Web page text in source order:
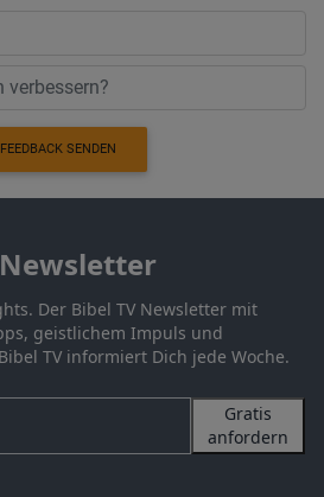
FEEDBACK SENDEN
Der Bibel TV Newsletter mit
geistlichem Impuls und
TV informiert Dich jede Woche.
Gratis
anfordern